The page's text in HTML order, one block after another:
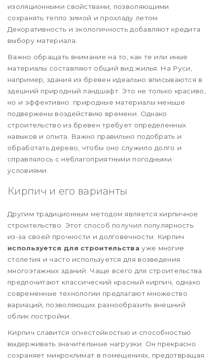
изоляционными свойствами, позволяющими
сохранять тепло зимой и прохладу летом.
Декоративность и экологичность добавляют кредита
выбору материала.
Важно обращать внимание на то, как те или иные
материалы составляют общий вид жилья. На Руси,
например, здания из бревен идеально вписываются в
здешний природный ландшафт. Это не только красиво,
но и эффективно: природные материалы меньше
подвержены воздействию времени. Однако
строительство из бревен требует определенных
навыков и опыта. Важно правильно подобрать и
обработать дерево, чтобы оно служило долго и
справлялось с неблагоприятными погодными
условиями.
Кирпич и его варианты
Другим традиционным методом является кирпичное
строительство. Этот способ получил популярность
из-за своей прочности и долговечности. Кирпич
используется для строительства уже многие
столетия и часто используется для возведения
многоэтажных зданий. Чаще всего для строительства
предпочитают классический красный кирпич, однако
современные технологии предлагают множество
вариаций, позволяющих разнообразить внешний
облик постройки.
Кирпич славится огнестойкостью и способностью
выдерживать значительные нагрузки. Он прекрасно
сохраняет микроклимат в помещениях, предотвращая